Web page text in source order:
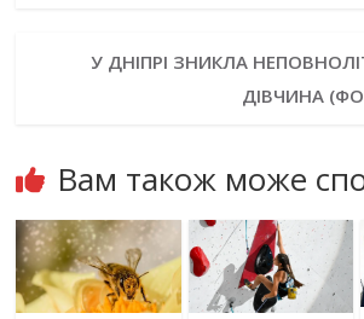
У ДНІПРІ ЗНИКЛА
ДІВЧИНА
Вам також може